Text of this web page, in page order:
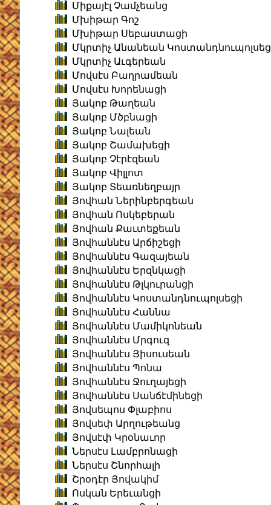
Միքայէլ Չամչեանց
Մխիթար Գոշ
Մխիթար Սեբաստացի
Մկրտիչ Անանեան
Մկրտիչ Աւգերեան
Մովսէս Բաղրամեան
Մովսէս Խորենացի
Յակոբ Թաղեան
Յակոբ Մծբնացի
Յակոբ Նալեան
Յակոբ Շամախեցի
Յակոբ Չէրէզեան
Յակոբ Վիլլոտ
Յակոբ Տեառնեղբայր
Յովհան Ներինբերգեան
Յովհան Ոսկեբերան
Յովհան Քաւտեքեան
Յովհաննէս Արճիշեցի
Յովհաննէս Գազայեան
Յովհաննէս Երզնկացի
Յովհաննէս Թլկուրանցի
Յովհաննէս Կոստանդնուպոլսեցի
Յովհաննէս Հաննա
Յովհաննէս Մամիկոնեան
Յովհաննէս Մրգուզ
Յովհաննէս Յիսուսեան
Յովհաննէս Պոնա
Յովհաննէս Ջուղայեցի
Յովհաննէս Սանճէմինեցի
Յովսեպոս Փլաբիոս
Յովսեփ Արղութեանց
Յովսէփ Կրօնաւոր
Ներսէս Լամբրոնացի
Ներսէս Շնորհալի
Շրօդէր Յովակիմ
Ոսկան Երեւանցի